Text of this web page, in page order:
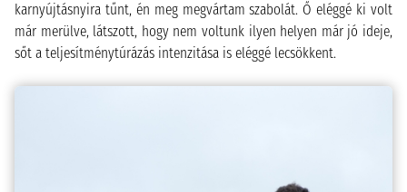
karnyújtásnyira tűnt, én meg megvártam szabolát. Ő eléggé ki volt
már merülve, látszott, hogy nem voltunk ilyen helyen már jó ideje,
sőt a teljesítménytúrázás intenzitása is eléggé lecsökkent.